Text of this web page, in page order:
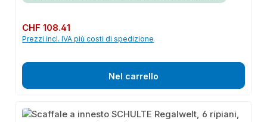
Prezzo normale:
CHF 108.41
Prezzi incl. IVA più costi di spedizione
Nel carrello